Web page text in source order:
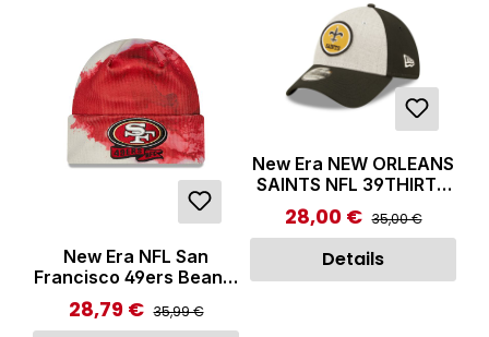
New Era NFL San
Francisco 49ers Beanie
Red/White
Verkaufspreis:
28,79 € Regulärer Preis:
35,99 €
New Era NEW ORLEANS
SAINTS NFL 39THIRTY
Stretch Fit Cap Black/
Grey
Verkaufspreis:
28,00 € Regulärer Preis:
35,00 €
Details